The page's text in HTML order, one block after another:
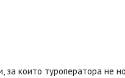
които туроператора не